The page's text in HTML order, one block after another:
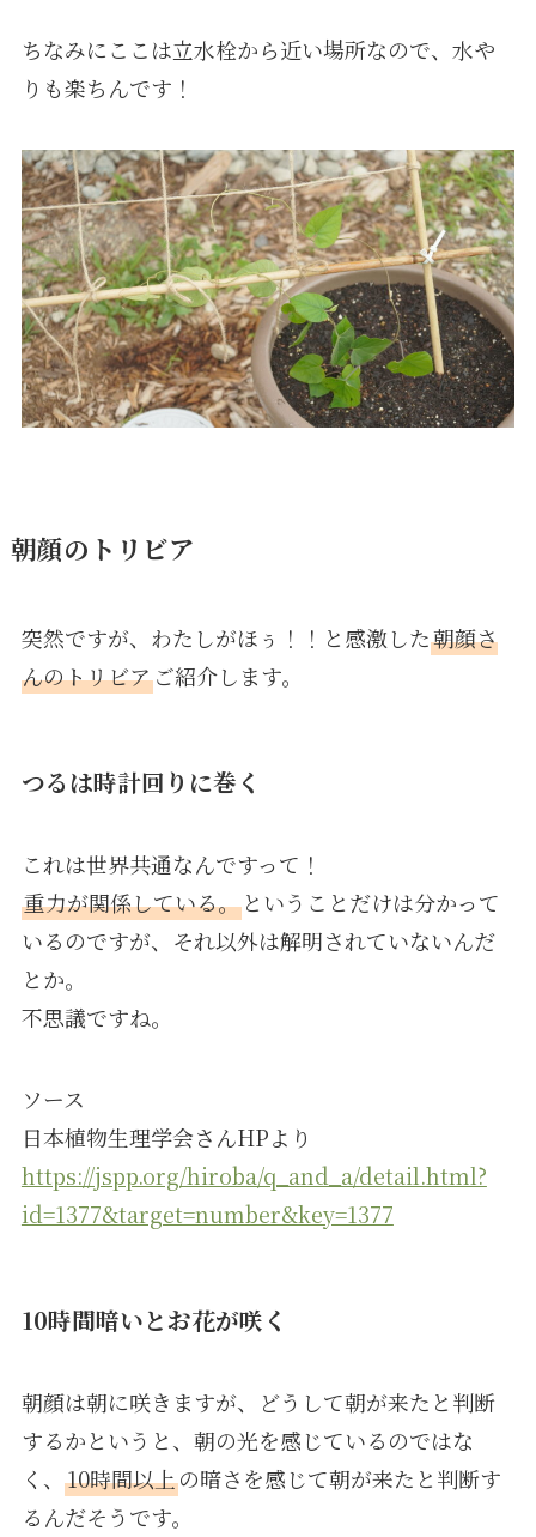
ちなみにここは立水栓から近い場所なので、水や
りも楽ちんです！
朝顔のトリビア
突然ですが、わたしがほぅ！！と感激した朝顔さ
んのトリビアご紹介します。
つるは時計回りに巻く
これは世界共通なんですって！
重力が関係している。ということだけは分かって
いるのですが、それ以外は解明されていないんだ
とか。
不思議ですね。
ソース
日本植物生理学会さんHPより
https://jspp.org/hiroba/q_and_a/detail.html?
id=1377&target=number&key=1377
10時間暗いとお花が咲く
朝顔は朝に咲きますが、どうして朝が来たと判断
するかというと、朝の光を感じているのではな
く、 10時間以上の暗さを感じて朝が来たと判断す
るんだそうです。